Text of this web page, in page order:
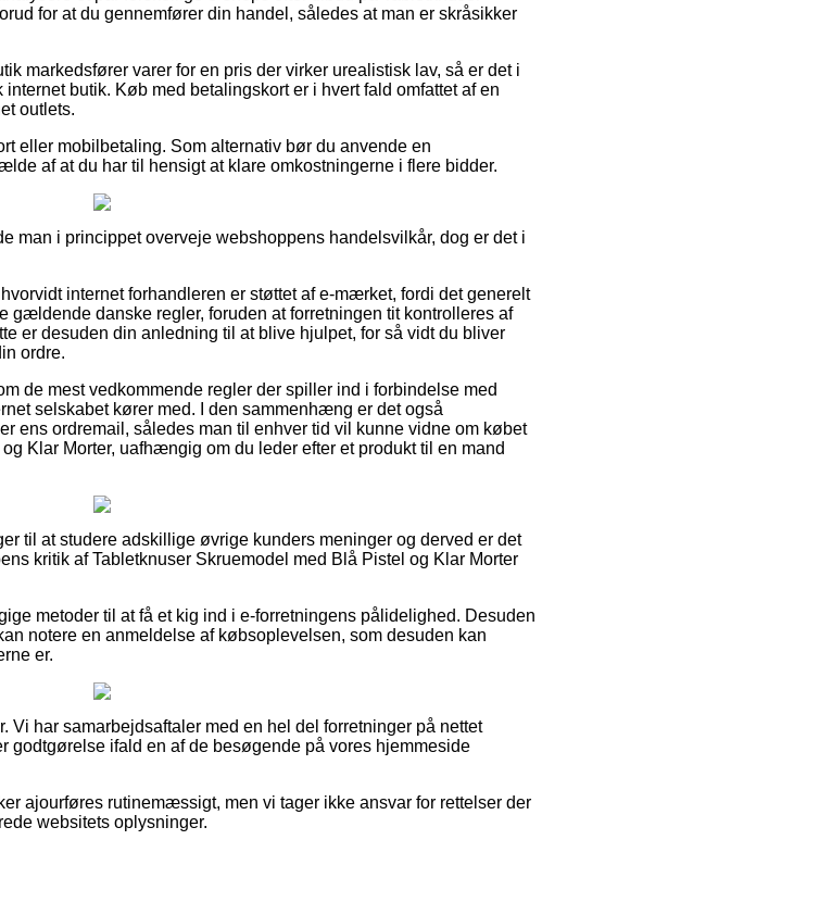
for at du gennemfører din handel, således at man er skråsikker
markedsfører varer for en pris der virker urealistisk lav, så er det i
butik. Køb med betalingskort er i hvert fald omfattet af en
outlets.
eller mobilbetaling. Som alternativ bør du anvende en
af at du har til hensigt at klare omkostningerne i flere bidder.
man i princippet overveje webshoppens handelsvilkår, dog er det i
internet forhandleren er støttet af e-mærket, fordi det generelt
gældende danske regler, foruden at forretningen tit kontrolleres af
er desuden din anledning til at blive hjulpet, for så vidt du bliver
ordre.
de mest vedkommende regler der spiller ind i forbindelse med
selskabet kører med. I den sammenhæng er det også
ens ordremail, således man til enhver tid vil kunne vidne om købet
Klar Morter, uafhængig om du leder efter et produkt til en mand
til at studere adskillige øvrige kunders meninger og derved er det
kritik af Tabletknuser Skruemodel med Blå Pistel og Klar Morter
metoder til at få et kig ind i e-forretningens pålidelighed. Desuden
notere en anmeldelse af købsoplevelsen, som desuden kan
er.
Vi har samarbejdsaftaler med en hel del forretninger på nettet
godtgørelse ifald en af de besøgende på vores hjemmeside
ajourføres rutinemæssigt, men vi tager ikke ansvar for rettelser der
websitets oplysninger.